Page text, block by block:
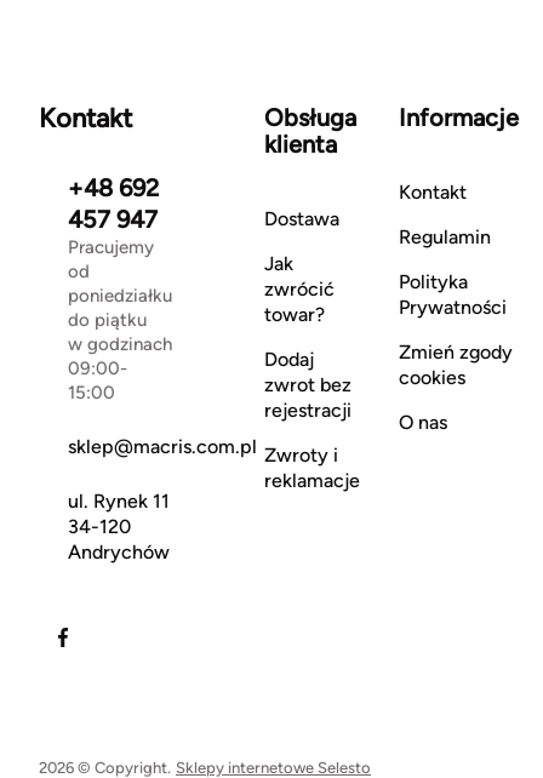
Kontakt
+48 692
457 947
Pracujemy
od
poniedziałku
do piątku
w godzinach
09:00-
15:00
sklep@macris.com.pl
ul. Rynek 11
34-120
Andrychów
Obsługa
klienta
Dostawa
Jak
zwrócić
towar?
Dodaj
zwrot bez
rejestracji
Zwroty i
reklamacje
Informacje
Kontakt
Regulamin
Polityka
Prywatności
Zmień zgody
cookies
O nas
2026 © Copyright. Sklepy internetowe Selesto